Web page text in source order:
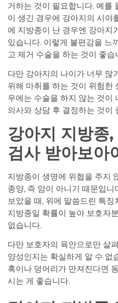
거하는 것이 필요합니다. 예를
이 생긴 경우에 강아지의 시야
에 지방종이 난 경우엔 강아지
있습니다. 이렇게 불편감을 느
고 제거 수술을 하는 것이 좋습
다만 강아지의 나이가 너무 많
위해 마취를 하는 것이 위험한
우에는 수술을 하지 않는 것이
의사와 상담 후 결정하는 것이
강아지 지방종
검사 받아보아
지방종이 생명에 위협을 주지
종양, 즉 암이 아니기 때문입니
보았을 때, 위에 말씀드린 특
지방종일 확률이 높아 보호자
없습니다.
다만 보호자의 육안으로만 살
양성인지는 확실하게 알 수 없
혹이나 덩어리가 만져진다면
시는 게 좋습니다.